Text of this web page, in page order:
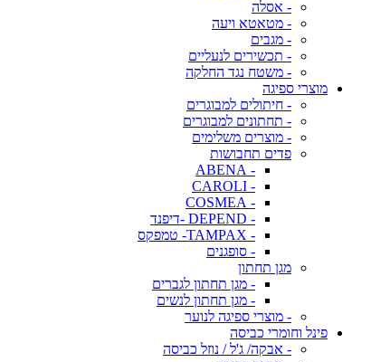
- אסלה
- מטאטא ויעה
- מגבים
- תכשירים לנעליים
- משטח נגד החלקה
מוצרי ספיגה
- חיתולים למבוגרים
- תחתונים למבוגרים
- מוצרים משלימים
פדים תחבושות
- ABENA
- CAROLI
- COSMEA
- DEPEND -דיפנד
- TAMPAX- טמפקס
- סופגנים
מגן תחתון
- מגן תחתון לגברים
- מגן תחתון לנשים
- מוצרי ספיגה לנוער
פינל וחומרי כביסה
- אבקה/ ג'ל / נוזל כביסה